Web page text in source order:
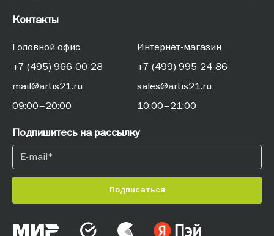
Контакты
Головной офис
+7 (495) 966-00-28
mail@artis21.ru
09:00–20:00
Интернет-магазин
+7 (499) 995-24-86
sales@artis21.ru
10:00–21:00
Подпишитесь на рассылку
Подписаться